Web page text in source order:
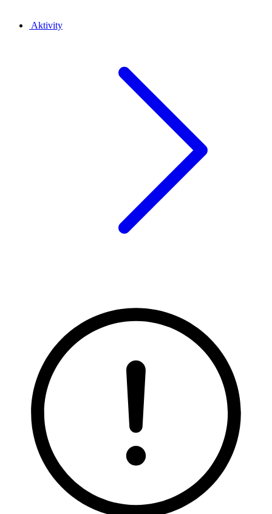
Aktivity